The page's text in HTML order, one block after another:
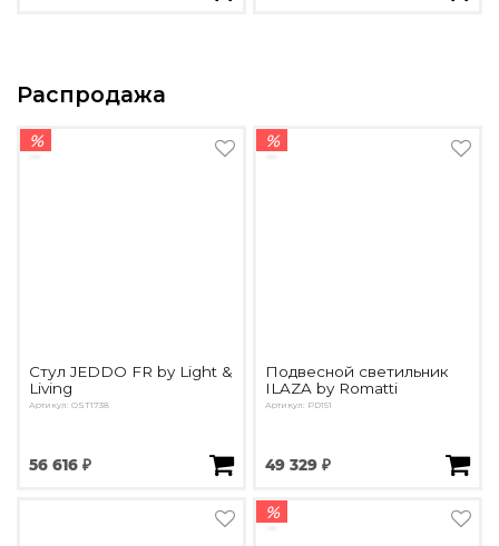
Распродажа
%
Стул JEDDO FR by Light &
Living
Артикул: OST1738
56 616 ₽
%
Подвесной светильник
ILAZA by Romatti
Артикул: PD151
49 329 ₽
%